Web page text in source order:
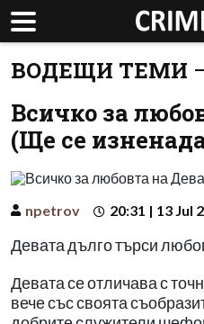
ВОДЕЩИ ТЕМИ
Всичко за
(Ще се
npetrov 20:31 | 13 Jul
Девата дълго търси
Девата се отличава с
вече със своята